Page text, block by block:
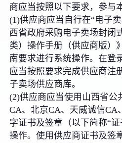
商应当按照以下要求，参与
(1)供应商应当自行在“电子
西省政府采购电子卖场封闭
类）操作手册（供应商版）
南要求进行系统操作。在登
应当按照要求完成供应商注
子卖场供应商库。
(2)供应商应当使用山西省公
CA、北京CA、天威诚信CA
字证书及签章（以下简称“
操作。使用供应商证书及签